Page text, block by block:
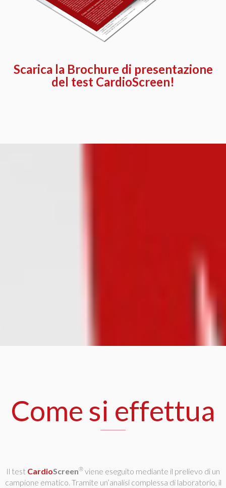
Scarica la Brochure di presentazione
del test CardioScreen!
Come si effettua
Il test CardioScreen® viene eseguito mediante il prelievo di un
campione ematico. Tramite un’analisi complessa di laboratorio, il